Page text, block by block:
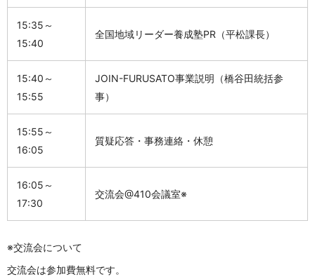
15:35～
15:40
全国地域リーダー養成塾PR （平松課長）
15:40～
15:55
JOIN-FURUSATO事業説明（橋谷田統括参
事）
15:55～
16:05
質疑応答・事務連絡・休憩
16:05～
17:30
交流会@410会議室※
※交流会について
交流会は参加費無料です。